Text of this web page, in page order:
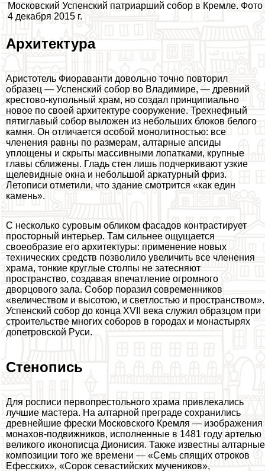
Московский Успенский патриарший собор в Кремле. Фото
4 декабря 2015 г.
Архитектура
Аристотель Фиораванти довольно точно повторил
образец — Успенский собор во Владимире, — древний
крестово-купольный храм, но создал принципиально
новое по своей архитектуре сооружение. Трехнефный
пятиглавый собор выложен из небольших блоков белого
камня. Он отличается особой монолитностью: все
члeнения равны по размерам, алтарные апсиды
уплощены и скрыты массивными лопатками, крупные
главы сближены. Гладь стен лишь подчеркивают узкие
щелевидные окна и небольшой аркатурный фриз.
Летописи отметили, что здание смотрится «как един
камень».
С несколько суровым обликом фасадов контрастирует
просторный интерьер. Там сильнее ощущается
своеобразие его архитектуры: применение новых
технических средств позволило увеличить все члeнения
храма, тонкие круглые столпы не затесняют
прострaнcтво, создавая впечатление огромного
дворцового зала. Собор поразил современников
«величеством и высотою, и светлостью и прострaнcтвом».
Успенский собор до конца XVII века служил образцом при
строительстве многих соборов в городах и монастырях
допетровской Руси.
Стенопись
Для росписи первопрестольного храма привлекались
лучшие мастера. На алтарной преграде сохранились
древнейшие фрески Московского Кремля — изображения
монахов-подвижников, исполненные в 1481 году артелью
великого иконописца Дионисия. Также известны алтарные
композиции того же времени — «Семь спящих отроков
Ефесских», «Сорок севастийских мучеников»,